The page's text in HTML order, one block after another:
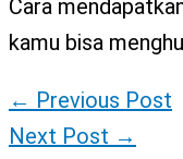
Cara
kamu bisa
← Previous Post
Next Post →